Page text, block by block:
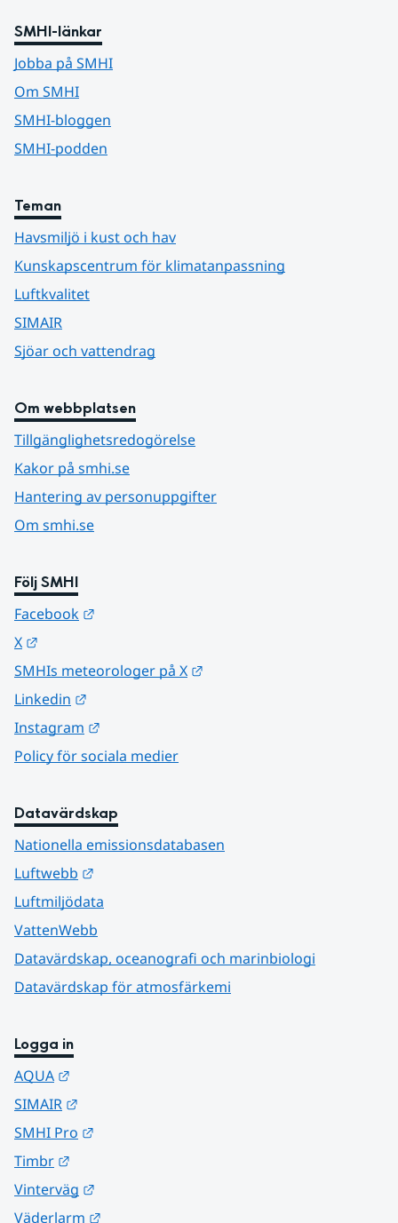
SMHI-länkar
Jobba på SMHI
Om SMHI
SMHI-bloggen
SMHI-podden
Teman
Havsmiljö i kust och hav
Kunskapscentrum för klimatanpassning
Luftkvalitet
SIMAIR
Sjöar och vattendrag
Om webbplatsen
Tillgänglighetsredogörelse
Kakor på smhi.se
Hantering av personuppgifter
Om smhi.se
Följ SMHI
Facebook
X
SMHIs meteorologer på X
Linkedin
Instagram
Policy för sociala medier
Datavärdskap
Nationella emissionsdatabasen
Luftwebb
Luftmiljödata
VattenWebb
Datavärdskap, oceanografi och marinbiologi
Datavärdskap för atmosfärkemi
Logga in
AQUA
SIMAIR
SMHI Pro
Timbr
Vinterväg
Väderlarm